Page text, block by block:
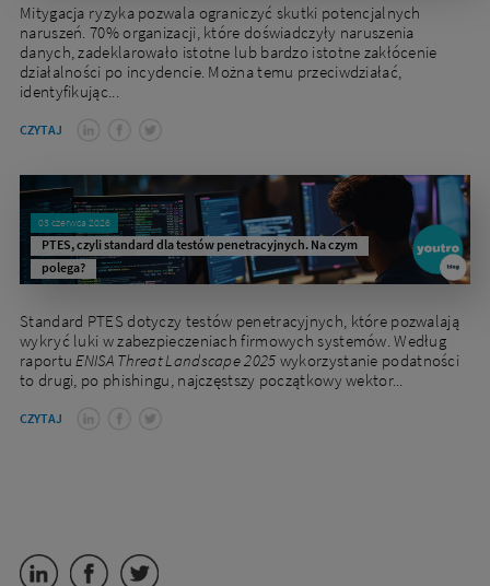
Mitygacja ryzyka pozwala ograniczyć skutki potencjalnych
naruszeń. 70% organizacji, które doświadczyły naruszenia
danych, zadeklarowało istotne lub bardzo istotne zakłócenie
działalności po incydencie. Można temu przeciwdziałać,
identyfikując...
CZYTAJ
03 czerwca 2026
PTES, czyli standard dla testów penetracyjnych. Na czym
polega?
Standard PTES dotyczy testów penetracyjnych, które pozwalają
wykryć luki w zabezpieczeniach firmowych systemów. Według
raportu ENISA Threat Landscape 2025 wykorzystanie podatności
to drugi, po phishingu, najczęstszy początkowy wektor...
CZYTAJ